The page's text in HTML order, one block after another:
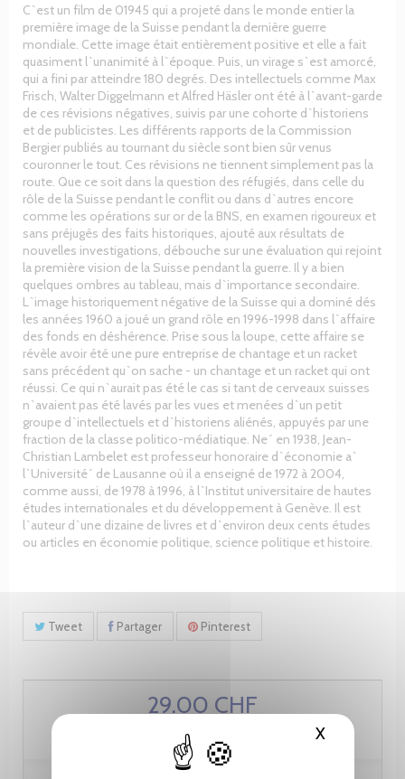
XMasquer
C`est un film de 01945 qui a projeté dans le monde entier la
première image de la Suisse pendant la dernière guerre
mondiale. Cette image était entièrement positive et elle a fait
quasiment l`unanimité à l`époque. Puis, un virage s`est amorcé,
qui a fini par atteindre 180 degrés. Des intellectuels comme Max
Frisch, Walter Diggelmann et Alfred Häsler ont été à l`avant-garde
de ces révisions négatives, suivis par une cohorte d`historiens
et de publicistes. Les différents rapports de la Commission
Bergier publiés au tournant du siècle sont bien sûr venus
couronner le tout. Ces révisions ne tiennent simplement pas la
route. Que ce soit dans la question des réfugiés, dans celle du
rôle de la Suisse pendant le conflit ou dans d`autres encore
comme les opérations sur or de la BNS, en examen rigoureux et
sans préjugés des faits historiques, ajouté aux résultats de
nouvelles investigations, débouche sur une évaluation qui rejoint
la première vision de la Suisse pendant la guerre. Il y a bien
quelques ombres au tableau, mais d`importance secondaire.
L`image historiquement négative de la Suisse qui a dominé dés
les années 1960 a joué un grand rôle en 1996-1998 dans l`affaire
des fonds en déshérence. Prise sous la loupe, cette affaire se
révèle avoir été une pure entreprise de chantage et un racket
sans précédent qu`on sache - un chantage et un racket qui ont
réussi. Ce qui n`aurait pas été le cas si tant de cerveaux suisses
n`avaient pas été lavés par les vues et menées d`un petit
groupe d`intellectuels et d`historiens aliénés, appuyés par une
fraction de la classe politico-médiatique. Ne´ en 1938, Jean-
Christian Lambelet est professeur honoraire d`économie a`
l`Université´ de Lausanne où il a enseigné de 1972 à 2004,
comme aussi, de 1978 à 1996, à l`Institut universitaire de hautes
études internationales et du développement à Genève. Il est
l`auteur d`une dizaine de livres et d`environ deux cents études
ou articles en économie politique, science politique et histoire.
Tweet Partager Pinterest
29.00 CHF